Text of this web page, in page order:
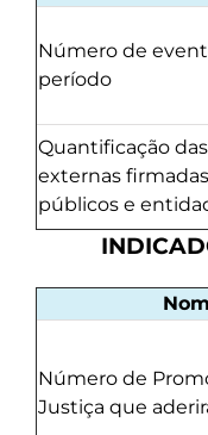
Número de
período
Quantificação
externas
públicos e
Número de
Justiça que